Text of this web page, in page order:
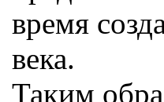
время
века.
Таким